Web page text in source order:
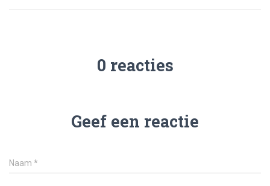
0 reacties
Geef een reactie
Naam *